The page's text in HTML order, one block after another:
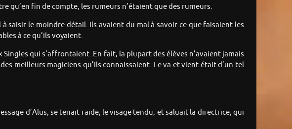
qu’en fin de compte, les rumeurs n’étaient que des rumeurs.
saisir le moindre détail. Ils avaient du mal à savoir ce que faisaient les
à ce qu’ils voyaient.
qui s’affrontaient. En fait, la plupart des élèves n’avaient jamais
meilleurs magiciens qu’ils connaissaient. Le va-et-vient était d’un tel
d’Alus, se tenait raide, le visage tendu, et saluait la directrice, qui